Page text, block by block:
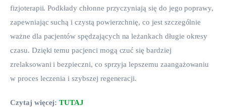
fizjoterapii. Podkłady chłonne przyczyniają się do jego poprawy,
zapewniając suchą i czystą powierzchnię, co jest szczególnie
ważne dla pacjentów spędzających na leżankach długie okresy
czasu. Dzięki temu pacjenci mogą czuć się bardziej
zrelaksowani i bezpieczni, co sprzyja lepszemu zaangażowaniu
w proces leczenia i szybszej regeneracji.
Czytaj więcej: TUTAJ